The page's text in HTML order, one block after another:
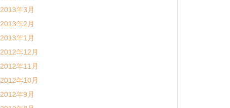
2013年3月
2013年2月
2013年1月
2012年12月
2012年11月
2012年10月
2012年9月